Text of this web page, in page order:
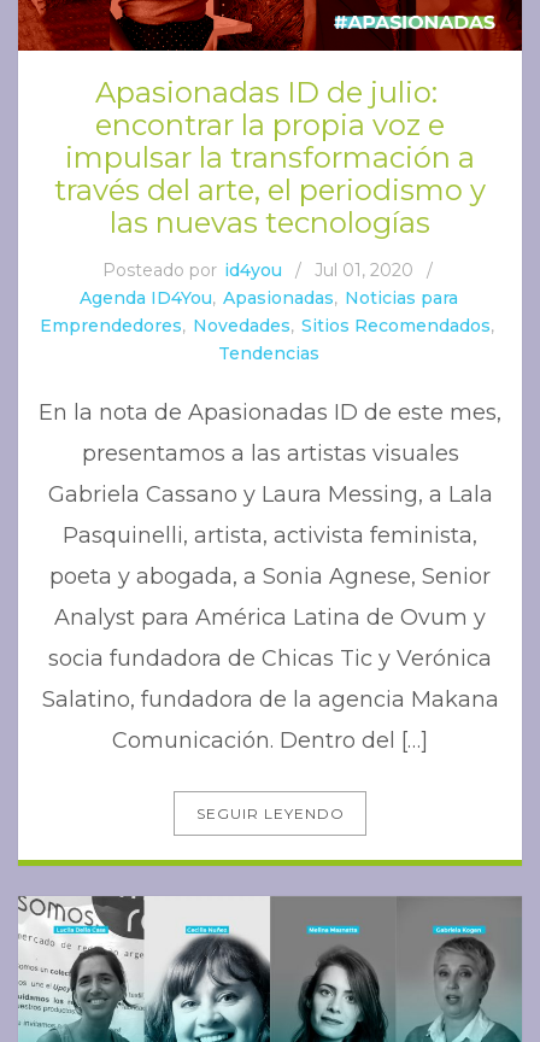
Apasionadas ID de julio:
encontrar la propia voz e
impulsar la transformación a
través del arte, el periodismo y
las nuevas tecnologías
Posteado por id4you / Jul 01, 2020
/
Agenda ID4You, Apasionadas, Noticias para
Emprendedores, Novedades, Sitios Recomendados,
Tendencias
En la nota de Apasionadas ID de este mes,
presentamos a las artistas visuales
Gabriela Cassano y Laura Messing, a Lala
Pasquinelli, artista, activista feminista,
poeta y abogada, a Sonia Agnese, Senior
Analyst para América Latina de Ovum y
socia fundadora de Chicas Tic y Verónica
Salatino, fundadora de la agencia Makana
Comunicación. Dentro del […]
SEGUIR LEYENDO